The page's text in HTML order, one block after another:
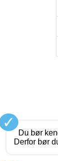
✓
Du bør
Derfor bør